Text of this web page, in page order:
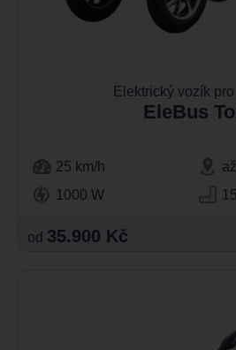
Elektrický vozík
EleBus
25 km/h
1000 W
od 35.900 Kč